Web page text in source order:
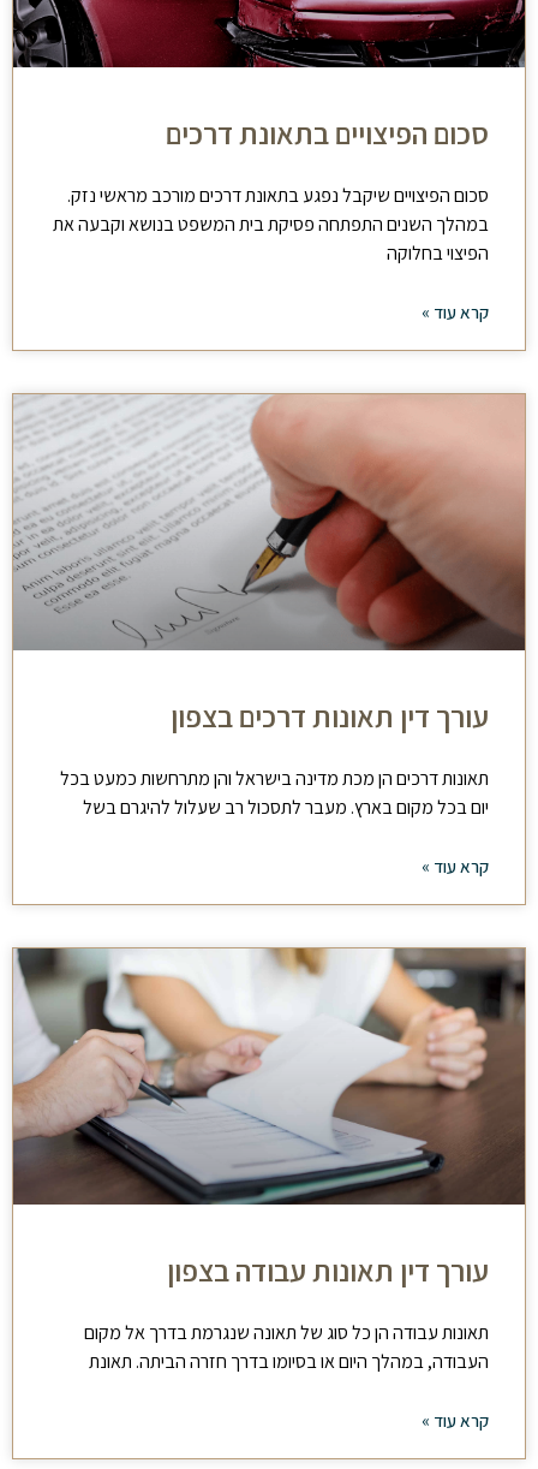
סכום הפיצויים בתאונת דרכים
סכום הפיצויים שיקבל נפגע בתאונת דרכים מורכב מראשי נזק.
במהלך השנים התפתחה פסיקת בית המשפט בנושא וקבעה את
הפיצוי בחלוקה
קרא עוד »
עורך דין תאונות דרכים בצפון
תאונות דרכים הן מכת מדינה בישראל והן מתרחשות כמעט בכל
יום בכל מקום בארץ. מעבר לתסכול רב שעלול להיגרם בשל
קרא עוד »
עורך דין תאונות עבודה בצפון
תאונות עבודה הן כל סוג של תאונה שנגרמת בדרך אל מקום
העבודה, במהלך היום או בסיומו בדרך חזרה הביתה. תאונת
קרא עוד »